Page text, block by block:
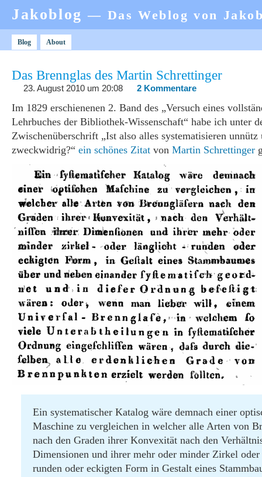
Jakoblog— Das Weblog von
Blog About
Das Brennglas des Martin Schrettinger
23. August 2010 um 20:08 2 Kommentare
Im 1829 erschienenen 2. Band des „Versuch eines
Lehrbuches der Bibliothek-Wissenschaft“ habe ich unter
Zwischenüberschrift „Ist also alles systematisieren unnütz
zweckwidrig?“ ein schönes Zitat von Martin Schrettinger
Ein systematischer Katalog wäre demnach einer
Maschine zu vergleichen in welcher alle Arten von
nach den Graden ihrer Konvexität nach den
Dimensionen und ihrer mehr oder minder Zirkel
runden oder eckigten Form in Gestalt eines